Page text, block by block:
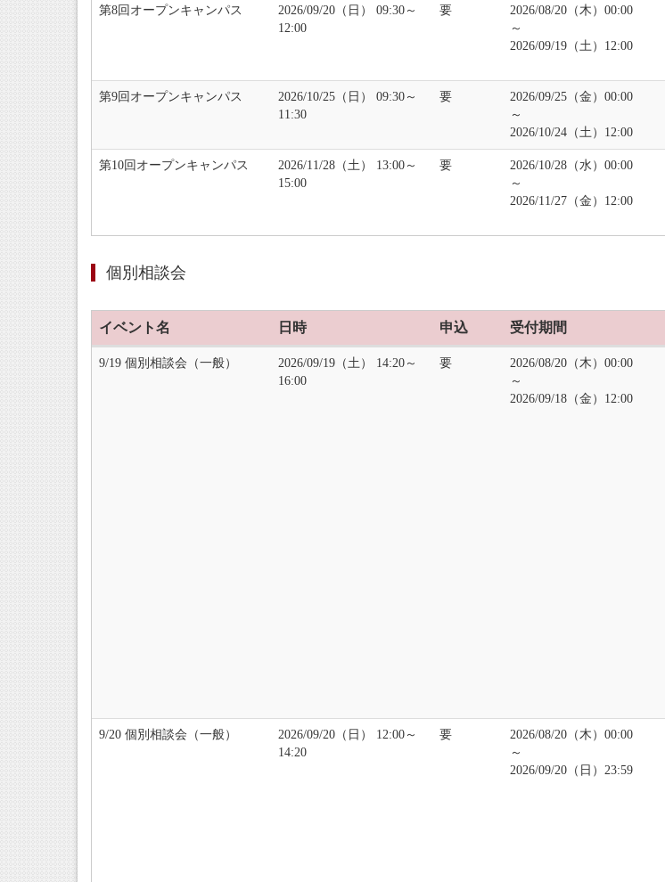
第8回オープンキャンパス
2026/09/20（日） 09:30～
12:00
要
2026/08/20（木）00:00
～
2026/09/19（土）12:00
第9回オープンキャンパス
2026/10/25（日） 09:30～
11:30
要
2026/09/25（金）00:00
～
2026/10/24（土）12:00
第10回オープンキャンパス
2026/11/28（土） 13:00～
15:00
要
2026/10/28（水）00:00
～
2026/11/27（金）12:00
個別相談会
イベント名 日時 申込 受付期間
9/19 個別相談会（一般）
2026/09/19（土） 14:20～
16:00
要
2026/08/20（木）00:00
～
2026/09/18（金）12:00
9/20 個別相談会（一般）
2026/09/20（日） 12:00～
14:20
要
2026/08/20（木）00:00
～
2026/09/20（日）23:59